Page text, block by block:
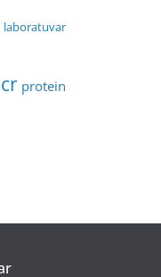
laboratuvar
protein